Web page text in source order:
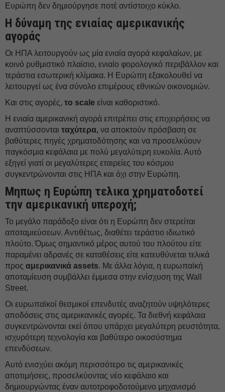
Ευρώπη δεν δημιούργησε ποτέ αντίστοιχο κύκλο.
Η δύναμη της ενιαίας αμερικανικής
αγοράς
Οι ΗΠΑ λειτουργούν ως μία ενιαία αγορά κεφαλαίων, με
κοινό ρυθμιστικό πλαίσιο, ενιαίο φορολογικό περιβάλλον και
τεράστια εσωτερική κλίμακα. Η Ευρώπη εξακολουθεί να
λειτουργεί ως ένα σύνολο επιμέρους εθνικών οικονομιών.
Και στις αγορές, το scale είναι καθοριστικό.
Η ενιαία αμερικανική αγορά επιτρέπει στις επιχειρήσεις να
αναπτύσσονται ταχύτερα, να αποκτούν πρόσβαση σε
βαθύτερες πηγές χρηματοδότησης και να προσελκύουν
παγκόσμια κεφάλαια με πολύ μεγαλύτερη ευκολία. Αυτό
εξηγεί γιατί οι μεγαλύτερες εταιρείες του κόσμου
συγκεντρώνονται στις ΗΠΑ και όχι στην Ευρώπη.
Μηπως η Ευρώπη τελικα χρηματοδοτεί
την αμερικανική υπεροχή;
Το μεγάλο παράδοξο είναι ότι η Ευρώπη δεν στερείται
αποταμιεύσεων. Αντιθέτως, διαθέτει τεράστιο ιδιωτικό
πλούτο. Όμως σημαντικό μέρος αυτού του πλούτου είτε
παραμένει αδρανές σε καταθέσεις είτε κατευθύνεται τελικά
προς αμερικανικά assets. Με άλλα λόγια, η ευρωπαϊκή
αποταμίευση συμβάλλει έμμεσα στην ενίσχυση της Wall
Street.
Οι ευρωπαϊκοί θεσμικοί επενδυτές αναζητούν υψηλότερες
αποδόσεις στις αμερικανικές αγορές. Τα διεθνή κεφάλαια
συγκεντρώνονται εκεί όπου υπάρχει μεγαλύτερη ρευστότητα,
ισχυρότερη τεχνολογία και βαθύτερο οικοσύστημα
επενδύσεων.
Αυτό ενισχύει ακόμη περισσότερο τις αμερικανικές
αποτιμήσεις, προσελκύοντας νέο κεφάλαιο και
δημιουργώντας έναν αυτοτροφοδοτούμενο μηχανισμό